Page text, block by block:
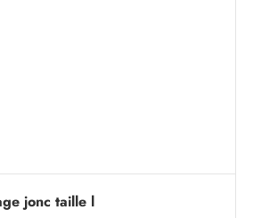
jonc taille l